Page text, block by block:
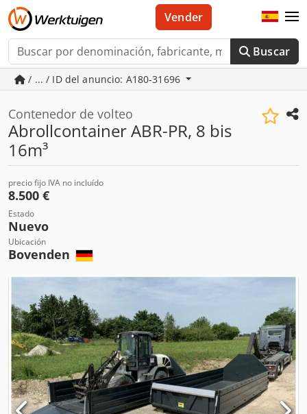
Buscar
Vender
/ ... / ID del anuncio: A180-31696
Contenedor de volteo
Abrollcontainer ABR-PR, 8 bis
16m³
precio fijo IVA no incluído
8.500 €
Estado
Nuevo
Ubicación
Bovenden